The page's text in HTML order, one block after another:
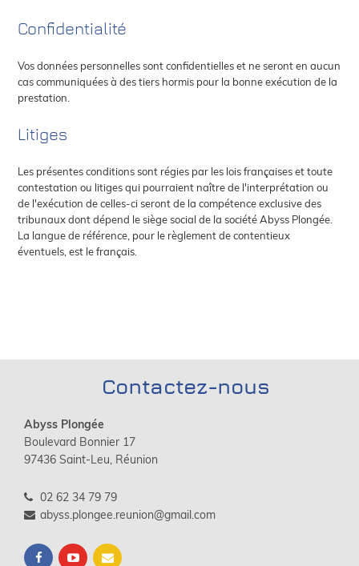
Confidentialité
Vos données personnelles sont confidentielles et ne seront en aucun
cas communiquées à des tiers hormis pour la bonne exécution de la
prestation.
Litiges
Les présentes conditions sont régies par les lois françaises et toute
contestation ou litiges qui pourraient naître de l'interprétation ou
de l'exécution de celles-ci seront de la compétence exclusive des
tribunaux dont dépend le siège social de la société Abyss Plongée.
La langue de référence, pour le règlement de contentieux
éventuels, est le français.
Contactez-nous
Abyss Plongée
Boulevard Bonnier 17
97436 Saint-Leu, Réunion
02 62 34 79 79
abyss.plongee.reunion@gmail.com